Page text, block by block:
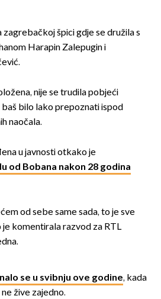
zagrebačkoj špici gdje se družila s
Harapin Zalepugin i
nije se trudila pobjeći
bilo lako prepoznati ispod
naočala.
u javnosti otkako je
od Bobana nakon 28 godina
od sebe same sada, to je sve
komentirala razvod za RTL
se u svibnju ove godine, kada
žive zajedno.